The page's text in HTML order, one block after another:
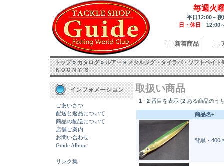
毎週火
平日12:00～
日・休日 12:00
新着商品
トップ»カタログ»ルアー»メタルジグ・タイラバ・ソフトベイト
ＫＯＯＮＹ’Ｓ
インフォメーション
ごあいさつ
配送と返品について
商品の配送について
店舗ご案内
お問い合わせ
Guide Album
リンク集
取扱い商品
1 - 2 番目を表示 (2 ある商品のう
商品名+
背黒・400